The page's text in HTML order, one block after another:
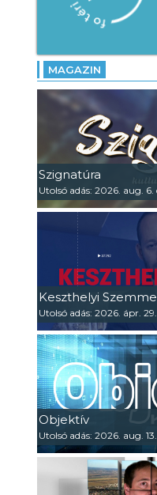
MAGAZIN
Szignatúra
Utolsó adás: 2026. aug.
Keszthelyi
Utolsó adás: 2026. ápr.
Objektív
Utolsó adás: 2026. aug.